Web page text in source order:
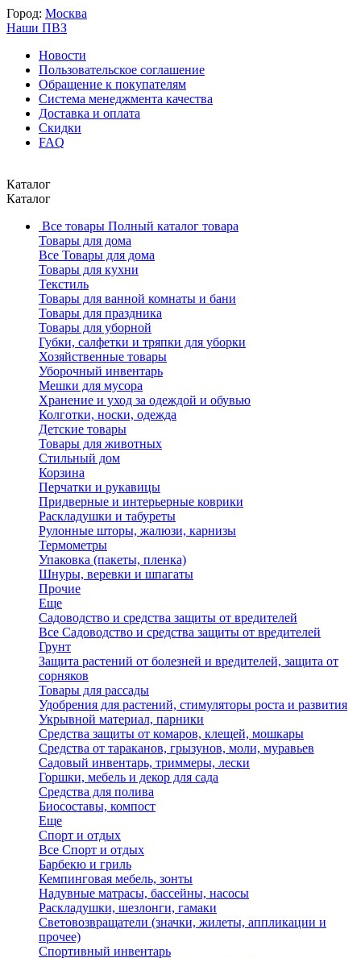
Город: Москва
Наши ПВЗ
Новости
Пользовательское соглашение
Обращение к покупателям
Система менеджмента качества
Доставка и оплата
Скидки
FAQ
Каталог
Каталог
Все товары Полный каталог товара
Товары для дома
Все Товары для дома
Товары для кухни
Текстиль
Товары для ванной комнаты и бани
Товары для праздника
Товары для уборной
Губки, салфетки и тряпки для уборки
Хозяйственные товары
Уборочный инвентарь
Мешки для мусора
Хранение и уход за одеждой и обувью
Колготки, носки, одежда
Детские товары
Товары для животных
Стильный дом
Корзина
Перчатки и рукавицы
Придверные и интерьерные коврики
Раскладушки и табуреты
Рулонные шторы, жалюзи, карнизы
Термометры
Упаковка (пакеты, пленка)
Шнуры, веревки и шпагаты
Прочие
Еще
Садоводство и средства защиты от вредителей
Все Садоводство и средства защиты от вредителей
Грунт
Защита растений от болезней и вредителей, защита от
сорняков
Товары для рассады
Удобрения для растений, стимуляторы роста и развития
Укрывной материал, парники
Средства защиты от комаров, клещей, мошкары
Средства от тараканов, грызунов, моли, муравьев
Садовый инвентарь, триммеры, лески
Горшки, мебель и декор для сада
Средства для полива
Биосоставы, компост
Еще
Спорт и отдых
Все Спорт и отдых
Барбекю и гриль
Кемпинговая мебель, зонты
Надувные матрасы, бассейны, насосы
Раскладушки, шезлонги, гамаки
Световозвращатели (значки, жилеты, аппликации и
прочее)
Спортивный инвентарь